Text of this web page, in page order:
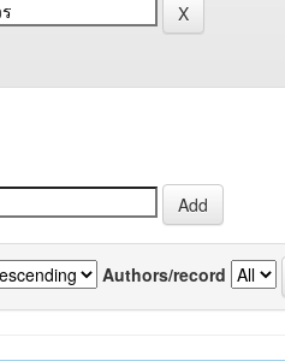
Authors/record